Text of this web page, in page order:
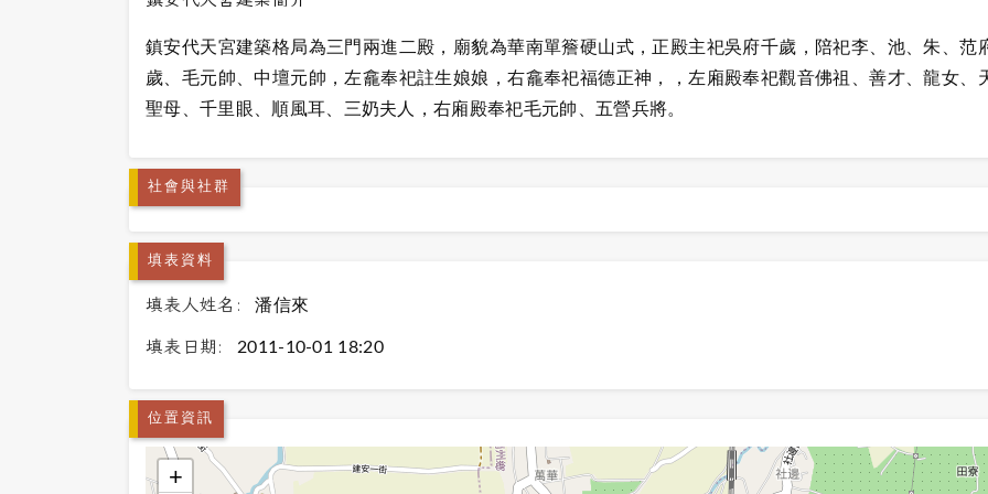
鎮安代天宮建築格局為三門兩進二殿，廟貌為華南單簷硬山式，正殿主祀吳府千歲，陪祀李、池、朱、范
歲、毛元帥、中壇元帥，左龕奉祀註生娘娘，右龕奉祀福德正神，，左廂殿奉祀觀音佛祖、善才、龍女、
聖母、千里眼、順風耳、三奶夫人，右廂殿奉祀毛元帥、五營兵將。
社會與社群
填表資料
填表人姓名: 潘信來
填表日期: 2011-10-01 18:20
位置資訊
+